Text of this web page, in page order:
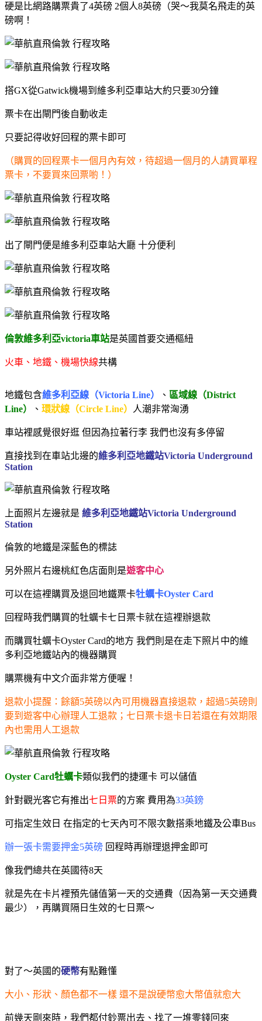
硬是比網路購票貴了4英磅 2個人8英磅（哭～我莫名飛走的英
磅啊！
搭GX從Gatwick機場到維多利亞車站大約只要30分鐘
票卡在出閘門後自動收走
只要記得收好回程的票卡即可
（購買的回程票卡一個月內有效，待超過一個月的人請買單程
票卡，不要買來回票喲！）
出了閘門便是維多利亞車站大廳 十分便利
倫敦維多利亞victoria車站是英國首要交通樞紐
火車、地鐵、機場快線共構
地鐵包含維多利亞線（Victoria Line） 、 區域線（District
Line）
、 環狀線（Circle Line） 人潮非常洶湧
車站裡感覺很好逛 但因為拉著行李 我們也沒有多停留
直接找到在車站北邊的維多利亞地鐵站Victoria Underground
Station
上面照片左邊就是 維多利亞地鐵站Victoria Underground
Station
倫敦的地鐵是深藍色的標誌
另外照片右邊桃紅色店面則是遊客中心
可以在這裡購買及退回地鐵票卡牡蠣卡Oyster Card
回程時我們購買的牡蠣卡七日票卡就在這裡辦退款
而購買牡蠣卡Oyster Card的地方 我們則是在走下照片中的維
多利亞地鐵站內的機器購買
購票機有中文介面非常方便喔！
退款小提醒：餘額5英磅以內可用機器直接退款，超過5英磅則
要到遊客中心辦理人工退款；七日票卡退卡日若還在有效期限
內也需用人工退款
Oyster Card牡蠣卡類似我們的捷運卡 可以儲值
針對觀光客它有推出七日票的方案 費用為33英鎊
可指定生效日 在指定的七天內可不限次數搭乘地鐵及公車Bus
辦一張卡需要押金5英磅 回程時再辦理退押金即可
像我們總共在英國待8天
就是先在卡片裡預先儲值第一天的交通費（因為第一天交通費
最少），再購買隔日生效的七日票～
對了～英國的硬幣有點難懂
大小、形狀、顏色都不一樣 還不是說硬幣愈大幣值就愈大
前幾天剛來時，我們都付鈔票出去、找了一堆零錢回來